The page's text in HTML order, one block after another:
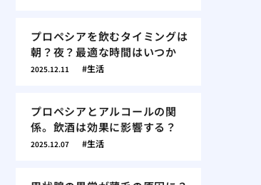
プロペシアを飲むタイミングは
朝？夜？最適な時間はいつか
2025.12.11 生活
プロペシアとアルコールの関
係。飲酒は効果に影響する？
2025.12.07 生活